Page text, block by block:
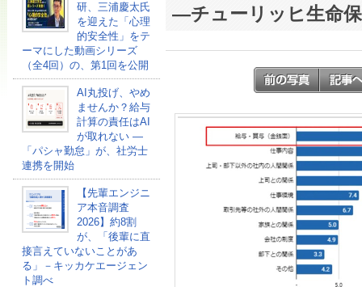
研、三浦慶太氏
を迎えた「心理
的安全性」をテ
ーマにした動画シリーズ
（全4回）の、第1回を公開
AI丸投げ、やめ
ませんか？給与
計算の責任はAI
が取れない ―
「パシャ勤怠」が、社労士
連携を開始
【先輩エンジニ
ア本音調査
2026】約8割
が、「後輩に直
接言えていないことがあ
る」－キッカケエージェン
ト調べ
―チューリッヒ生命